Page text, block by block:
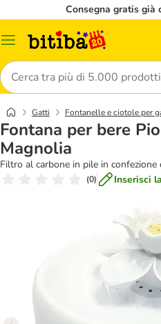
Consegna gratis già
Overview
Cerca
Gatti Fontanelle e ciotole per
Fontana per bere
Magnolia
Filtro al carbone in pile in confezione
(0) Inserisci